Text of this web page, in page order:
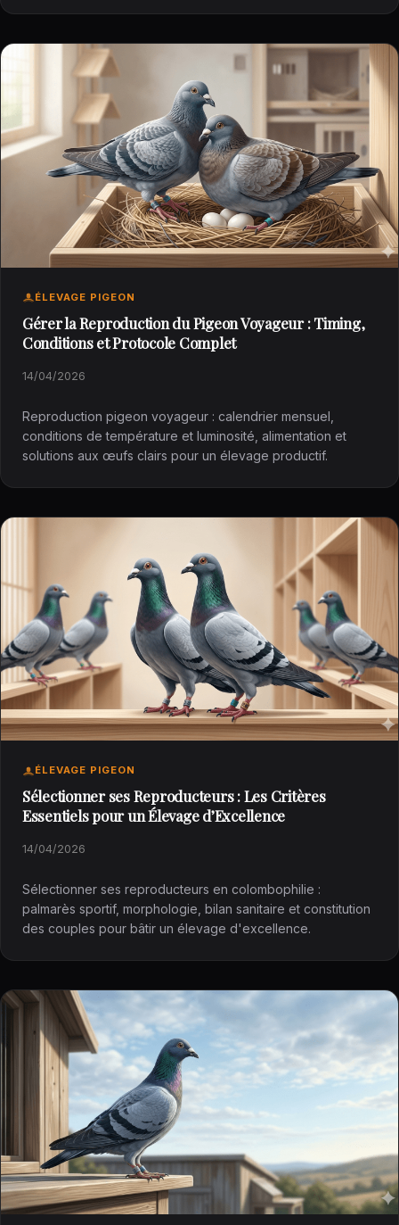
ÉLEVAGE PIGEON
Gérer la Reproduction du Pigeon Voyageur : Timing,
Conditions et Protocole Complet
14/04/2026
Reproduction pigeon voyageur : calendrier mensuel,
conditions de température et luminosité, alimentation et
solutions aux œufs clairs pour un élevage productif.
ÉLEVAGE PIGEON
Sélectionner ses Reproducteurs : Les Critères
Essentiels pour un Élevage d’Excellence
14/04/2026
Sélectionner ses reproducteurs en colombophilie :
palmarès sportif, morphologie, bilan sanitaire et constitution
des couples pour bâtir un élevage d'excellence.